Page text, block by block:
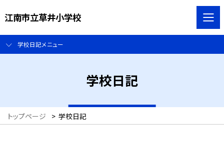
江南市立草井小学校
学校日記メニュー
学校日記
トップページ > 学校日記